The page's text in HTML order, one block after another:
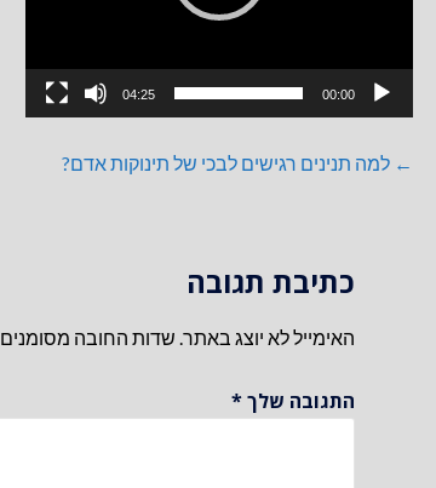
00:00
04:25
ניווט
← למה תנינים רגישים לבכי של תינוקות אדם?
כתיבת תגובה
האימייל לא יוצג באתר. שדות החובה מסומנים
התגובה שלך*